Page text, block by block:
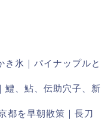
き氷｜パイナップルと
鱧、鮎、伝助穴子、新
都を早朝散策｜長刀